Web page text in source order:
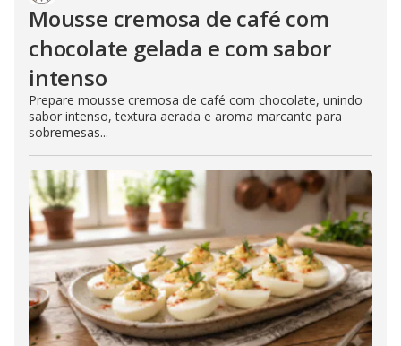
Mousse cremosa de café com
chocolate gelada e com sabor
intenso
Prepare mousse cremosa de café com chocolate, unindo
sabor intenso, textura aerada e aroma marcante para
sobremesas...